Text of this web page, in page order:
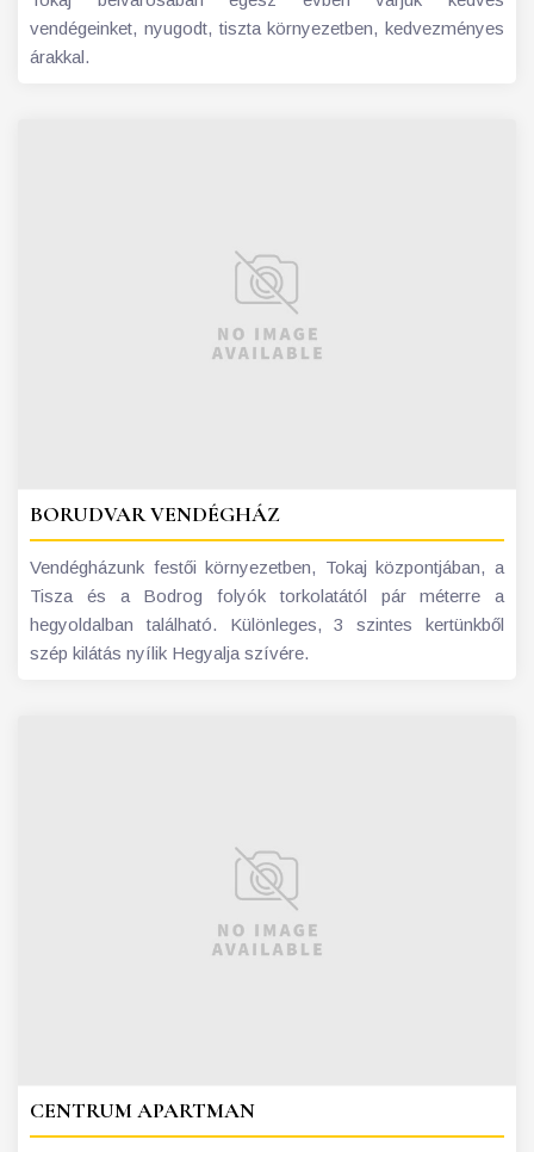
vendégeinket, nyugodt, tiszta környezetben, kedvezményes
árakkal.
BORUDVAR VENDÉGHÁZ
Vendégházunk festői környezetben, Tokaj központjában, a
Tisza és a Bodrog folyók torkolatától pár méterre a
hegyoldalban található. Különleges, 3 szintes kertünkből
szép kilátás nyílik Hegyalja szívére.
CENTRUM APARTMAN